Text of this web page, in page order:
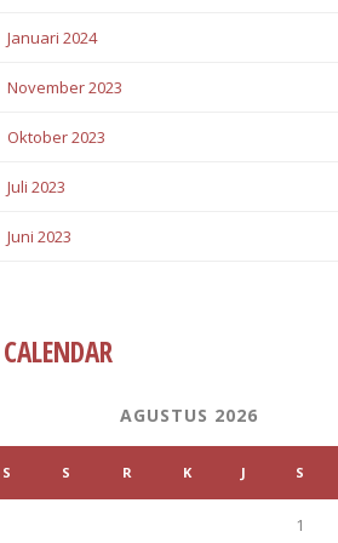
Januari 2024
November 2023
Oktober 2023
Juli 2023
Juni 2023
CALENDAR
AGUSTUS 2026
S S R K J S
1